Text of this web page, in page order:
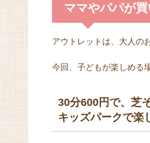
ママやパパが
アウトレットは、大人の
今回、子どもが楽しめる
30分600円で、芝
キッズパークで楽